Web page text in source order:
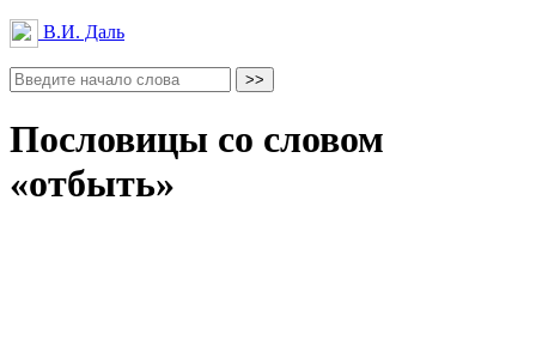
В.И. Даль
Пословицы со словом
«отбыть»